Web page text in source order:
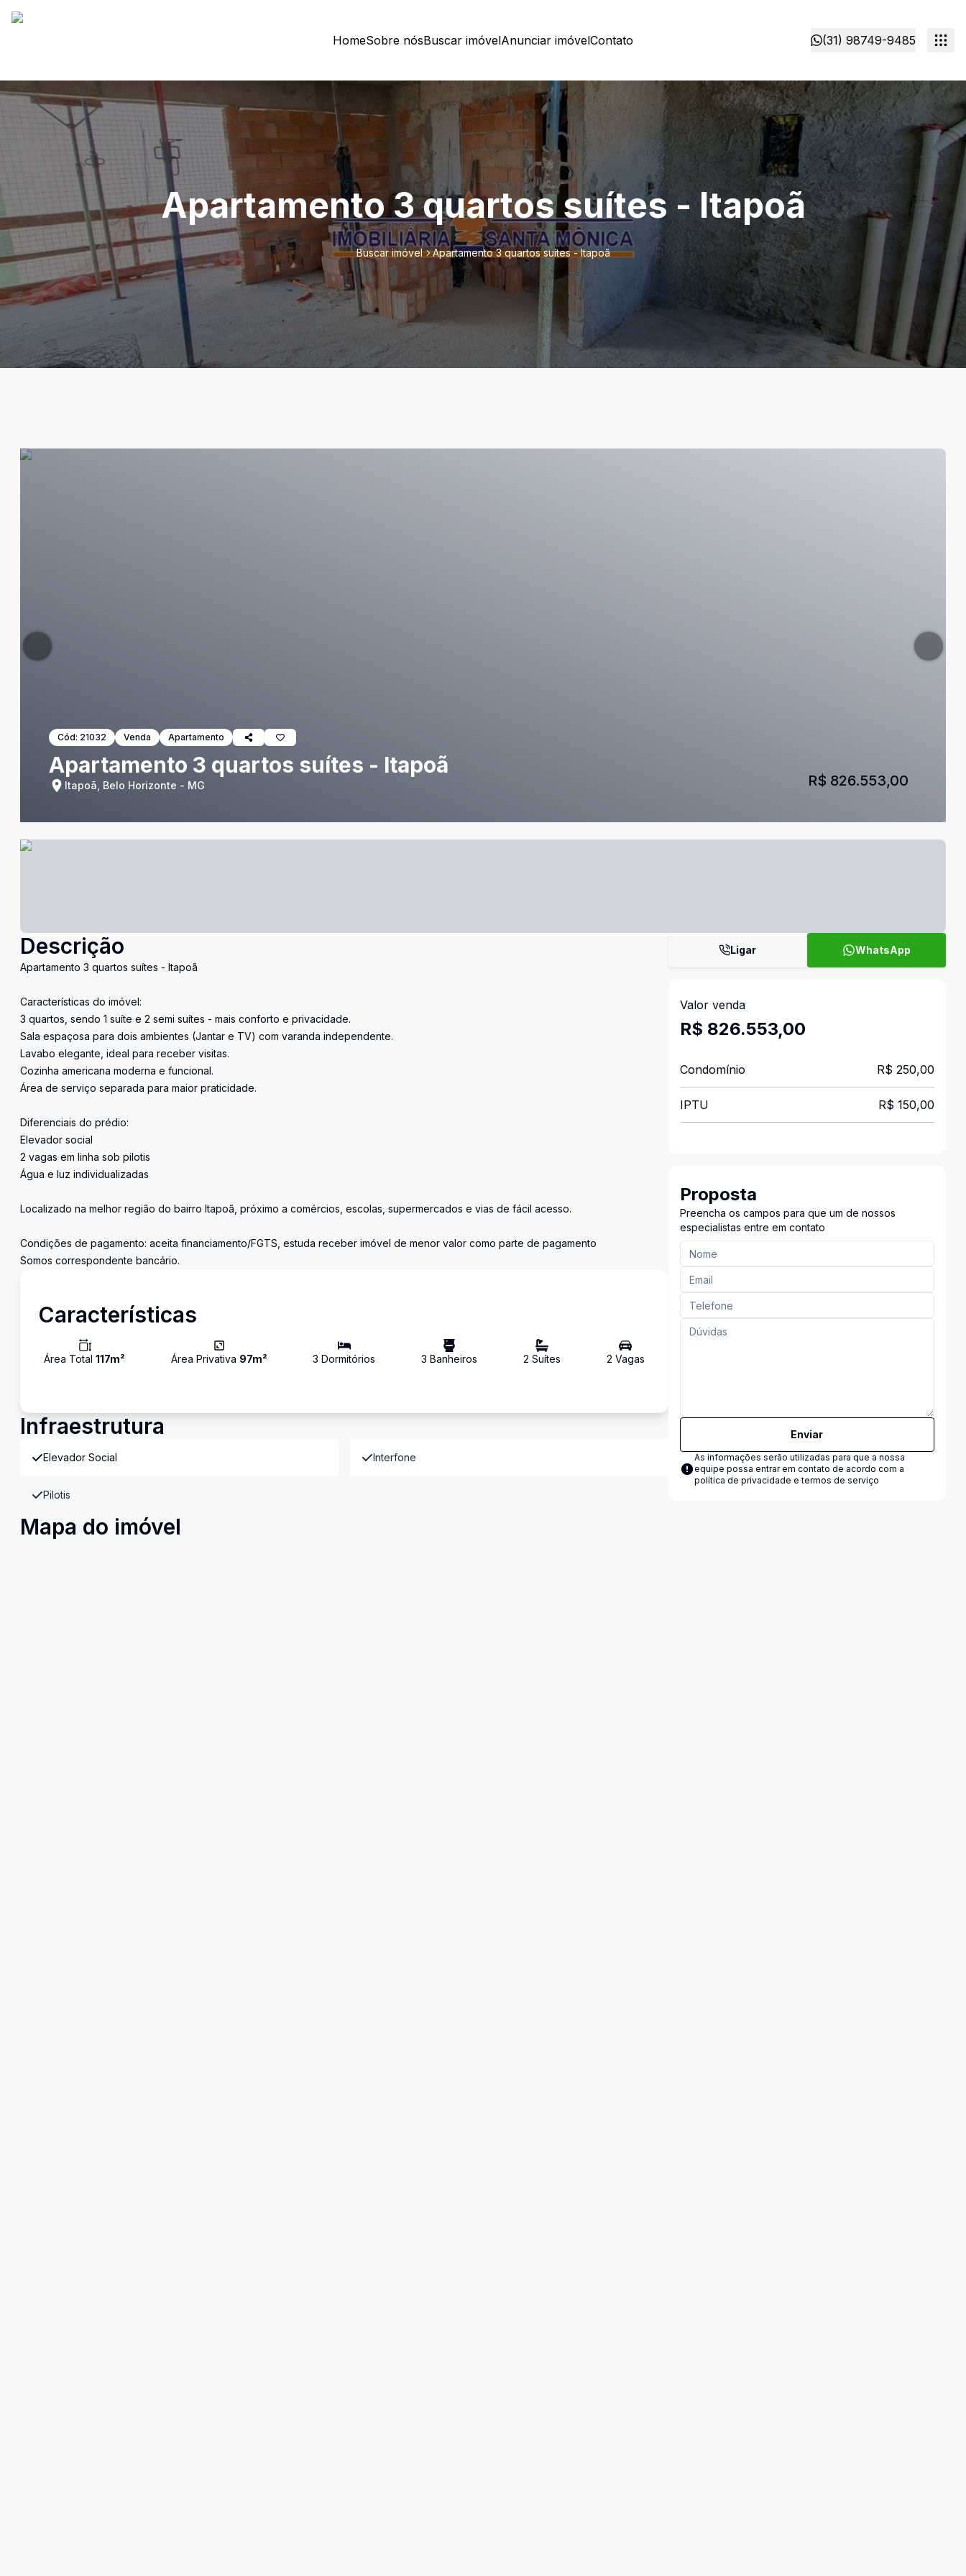
HomeSobre nósBuscar imóvelAnunciar imóvelContato (31) 98749-9485
Apartamento 3 quartos suítes - Itapoã
Buscar imóvel Apartamento 3 quartos suítes - Itapoã
Cód: 21032 Venda Apartamento
Apartamento 3 quartos suítes - Itapoã
Itapoã, Belo Horizonte - MG R$ 826.553,00
Descrição
Apartamento 3 quartos suítes - Itapoã
Características do imóvel:
3 quartos, sendo 1 suíte e 2 semi suítes - mais conforto e privacidade.
Sala espaçosa para dois ambientes (Jantar e TV) com varanda independente.
Lavabo elegante, ideal para receber visitas.
Cozinha americana moderna e funcional.
Área de serviço separada para maior praticidade.
Diferenciais do prédio:
Elevador social
2 vagas em linha sob pilotis
Água e luz individualizadas
Localizado na melhor região do bairro Itapoã, próximo a comércios, escolas, supermercados e vias de fácil acesso.
Condições de pagamento: aceita financiamento/FGTS, estuda receber imóvel de menor valor como parte de pagamento
Somos correspondente bancário.
Características
Área Total 117m² Área Privativa 97m² 3 Dormitórios 3 Banheiros 2 Suítes 2 Vagas
Infraestrutura
Elevador Social Interfone
Pilotis
Mapa do imóvel
Ligar WhatsApp
Valor venda
R$ 826.553,00
Condomínio R$ 250,00
IPTU R$ 150,00
Proposta
Preencha os campos para que um de nossos
especialistas entre em contato
Enviar
As informações serão utilizadas para que a nossa
equipe possa entrar em contato de acordo com a
política de privacidade e termos de serviço